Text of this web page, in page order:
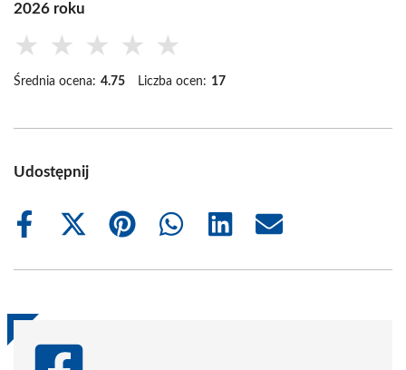
2026 roku
★ ★ ★ ★ ★
Średnia ocena: 4.75 Liczba ocen: 17
Udostępnij
Share
Share
(Twitter)
Share
Share
Share
Share